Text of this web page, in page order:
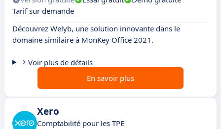
Tarif sur demande
Découvrez Welyb, une solution innovante dans le
domaine similaire à MonKey Office 2021.
Voir plus de détails
En savoir plus
Xero
Comptabilité pour les TPE